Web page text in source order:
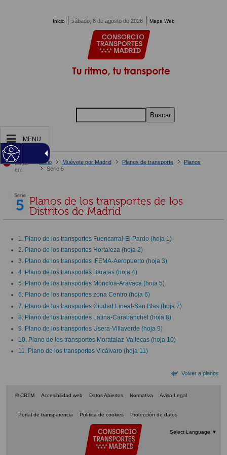
Inicio sábado, 8 de agosto de 2026 Mapa Web
Buscar
MENU
Estás
en:
Inicio Muévete por Madrid Planos de transporte
Planos
Serie 5
Planos de los transportes de los
Distritos de Madrid
1. Plano de los transportes Fuencarral-El Pardo (hoja 1)
2. Plano de los transportes Hortaleza (hoja 2)
3. Plano de los transportes IFEMA-Aeropuerto (hoja 3)
4. Plano de los transportes Barajas (hoja 4)
5. Plano de los transportes Moncloa-Aravaca (hoja 5)
6. Plano de los transportes zona Centro (hoja 6)
7. Plano de los transportes Ciudad Lineal-San Blas (hoja 7)
8. Plano de los transportes Latina-Carabanchel (hoja 8)
9. Plano de los transportes Usera-Villaverde (hoja 9)
10. Plano de los transportes Moratalaz-Vallecas (hoja 10)
11. Plano de los transportes Vicálvaro (hoja 11)
Volver a planos
© CRTM Accesibilidad web Datos Abiertos Normativa Aviso Legal
Portal de transparencia Política de cookies Protección de datos
Select Language ▼